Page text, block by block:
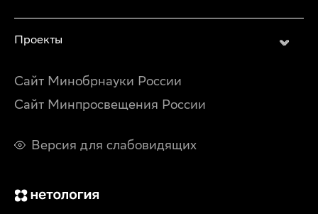
Проекты
Сайт Минобрнауки России
Сайт Минпросвещения России
Версия для слабовидящих